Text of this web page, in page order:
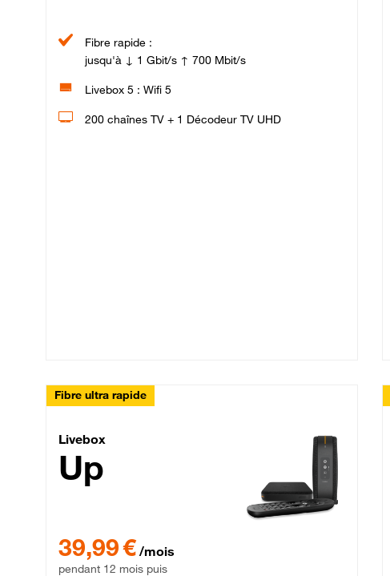
Fibre rapide :
jusqu'à ↓ 1 Gbit/s ↑ 700 Mbit/s
Livebox 5 : Wifi 5
200 chaînes TV + 1 Décodeur TV UHD
Fibre ultra rapide
Livebox Up Fibre
Livebox
Up
39,99 € /mois
pendant 12 mois puis